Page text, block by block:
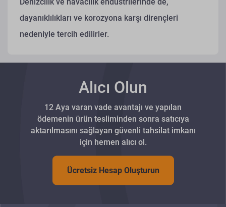
dayanıklılıkları ve korozyona karşı dirençleri
nedeniyle tercih edilirler.
Alıcı Olun
12 Aya varan vade avantajı ve yapılan
ödemenin ürün tesliminden sonra satıcıya
aktarılmasını sağlayan güvenli tahsilat imkanı
için hemen alıcı ol.
Ücretsiz Hesap Oluşturun